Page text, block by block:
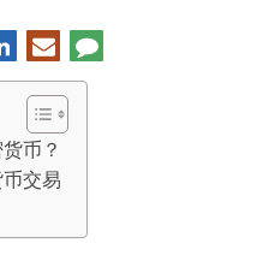
领
英
电
子
邮
件
评
论
币？
交易